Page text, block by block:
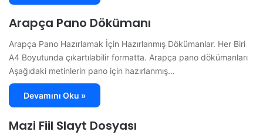
Arapça Pano Dökümanı
Arapça Pano Hazırlamak İçin Hazırlanmış Dökümanlar. Her Biri
A4 Boyutunda çıkartılabilir formatta. Arapça pano dökümanları
Aşağıdaki metinlerin pano için hazırlanmış…
Devamını Oku »
Mazi Fiil Slayt Dosyası